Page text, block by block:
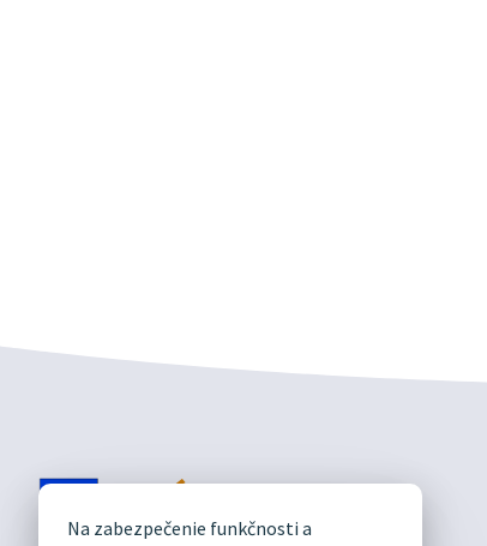
Na zabezpečenie funkčnosti a
DIVÍN
OFICIÁLNE STRÁNKY